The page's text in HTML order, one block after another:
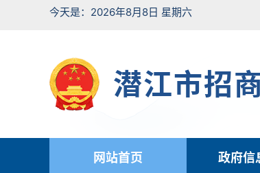
今天是：2026年8月8日 星期六
潜江市招
网站首页 政府信